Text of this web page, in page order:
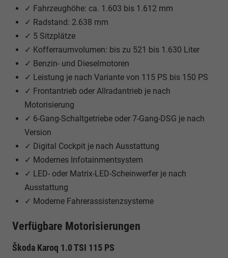
✓ Fahrzeughöhe: ca. 1.603 bis 1.612 mm
✓ Radstand: 2.638 mm
✓ 5 Sitzplätze
✓ Kofferraumvolumen: bis zu 521 bis 1.630 Liter
✓ Benzin- und Dieselmotoren
✓ Leistung je nach Variante von 115 PS bis 150 PS
✓ Frontantrieb oder Allradantrieb je nach
Motorisierung
✓ 6-Gang-Schaltgetriebe oder 7-Gang-DSG je nach
Version
✓ Digital Cockpit je nach Ausstattung
✓ Modernes Infotainmentsystem
✓ LED- oder Matrix-LED-Scheinwerfer je nach
Ausstattung
✓ Moderne Fahrerassistenzsysteme
Verfügbare Motorisierungen
Škoda Karoq 1.0 TSI 115 PS